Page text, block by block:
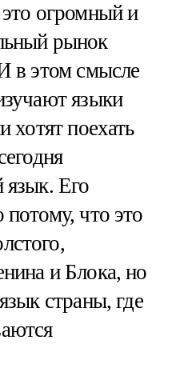
огромный и
рынок
в этом смысле
языки
хотят поехать
язык. Его
потому, что это
и Блока, но
страны, где